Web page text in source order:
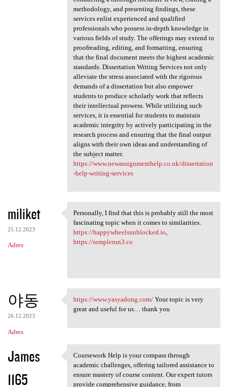
methodology, and presenting findings, these
services enlist experienced and qualified
professionals who possess in-depth knowledge in
various fields of study. The offerings may extend to
proofreading, editing, and formatting, ensuring
that the final document meets the highest academic
standards. Dissertation Writing Services not only
alleviate the stress associated with the rigorous
demands of a dissertation but also empower
students to produce scholarly work that reflects
their intellectual prowess. While utilizing such
services, it is essential for students to maintain
academic integrity by actively participating in the
research process and ensuring that the final output
aligns with their own ideas and understanding of
the subject matter.
https://www.newassignmenthelp.co.uk/dissertation
-help-writing-services
miliket
25.12.2023
Adres
Personally, I find that this
Personally, I find that this is probably still the most
fascinating topic when it comes to similarities.
https://happywheelsunblocked.io,
https://templerun3.co
야동
26.12.2023
Adres
https://www.yasyadong.com/
https://www.yasyadong.com/Your topic is very
great and useful for us… thank you
James
1165
Coursework Help is your
Coursework Help is your compass through
academic challenges, offering tailored assistance to
ensure mastery of course content. Our expert tutors
provide comprehensive guidance, from